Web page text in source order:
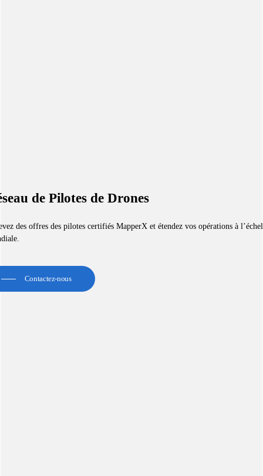
de Pilotes de Drones
des offres des pilotes certifiés MapperX et étendez vos opérations à
Contactez-nous